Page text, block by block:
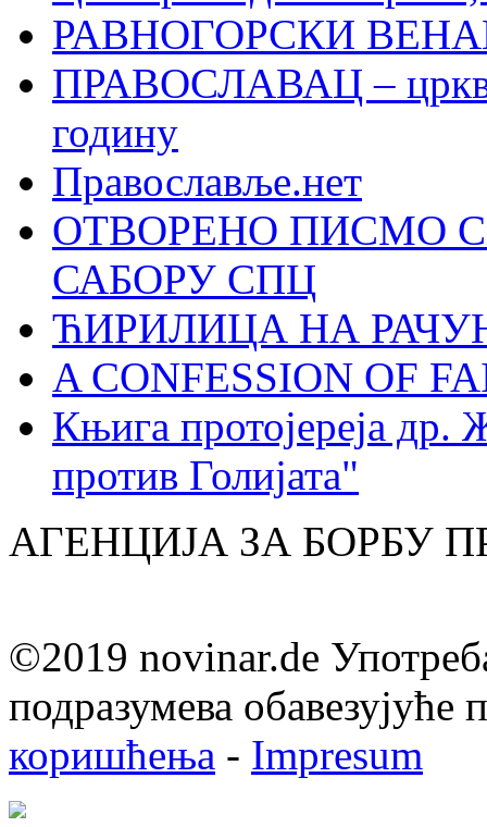
РАВНОГОРСКИ
ПРАВОСЛАВАЦ –
годину
Православље.нет
ОТВОРЕНО ПИСМО
САБОРУ СПЦ
ЋИРИЛИЦА НА
A CONFESSION OF
Књига протојереја др.
против Голијата"
АГЕНЦИЈА ЗА БОРБУ
©2019 novinar.de
подразумева обавезујуће
коришћења - Impresum